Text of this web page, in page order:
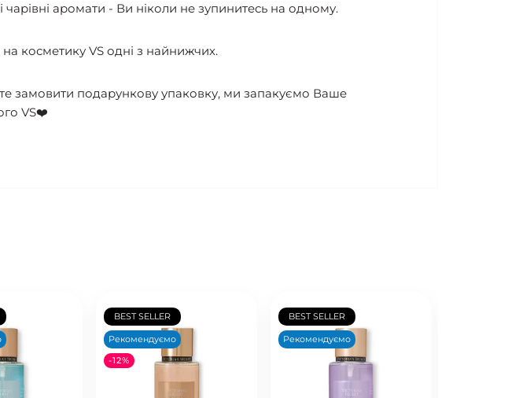
чарівні аромати - Ви ніколи не зупинитесь на одному.
косметику VS одні з найнижчих.
замовити подарункову упаковку, ми запакуємо Ваше
VS❤️
BEST SELLER
Рекомендуємо
-12%
BEST SELLER
Рекомендуємо